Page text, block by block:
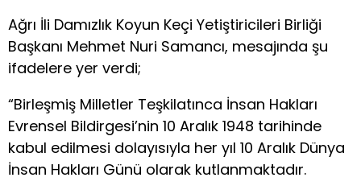
Ağrı İli Damızlık Koyun Keçi Yetiştiricileri Birliği
Başkanı Mehmet Nuri Samancı, mesajında şu
ifadelere yer verdi;
“Birleşmiş Milletler Teşkilatınca İnsan Hakları
Evrensel Bildirgesi’nin 10 Aralık 1948 tarihinde
kabul edilmesi dolayısıyla her yıl 10 Aralık Dünya
İnsan Hakları Günü olarak kutlanmaktadır.